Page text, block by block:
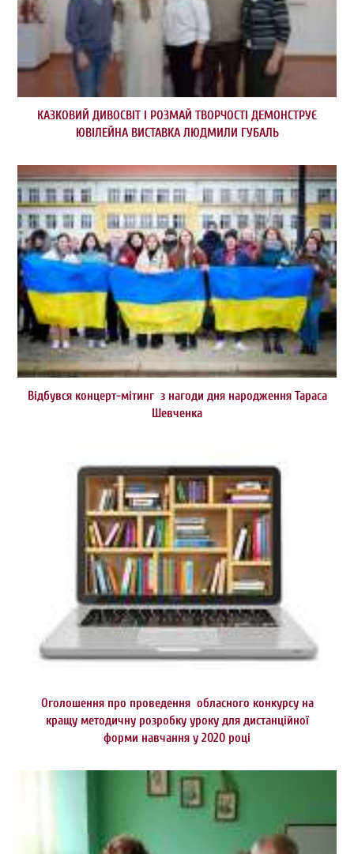
КАЗКОВИЙ ДИВОСВІТ І РОЗМАЙ ТВОРЧОСТІ ДЕМОНСТРУЄ
ЮВІЛЕЙНА ВИСТАВКА ЛЮДМИЛИ ГУБАЛЬ
Відбувся концерт-мітинг з нагоди дня народження Тараса
Шевченка
Оголошення про проведення обласного конкурсу на
кращу методичну розробку уроку для дистанційної
форми навчання у 2020 році